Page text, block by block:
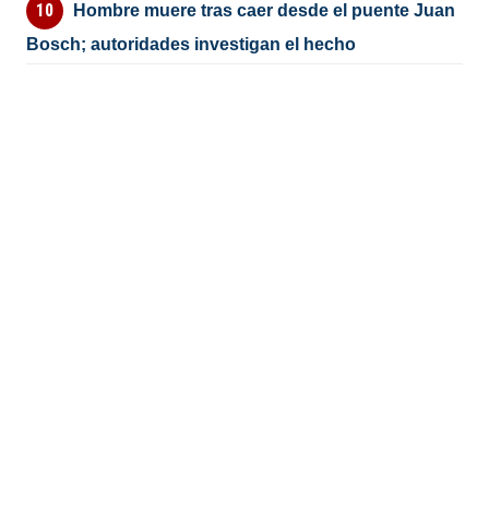
Hombre muere tras caer desde el puente Juan
Bosch; autoridades investigan el hecho